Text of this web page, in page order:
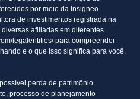
por meio da Insigneo
de investimentos registrada na
afiliadas em diferentes
legalentities/ para compreender
e o que isso significa para você.
perda de patrimônio.
processo de planejamento